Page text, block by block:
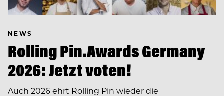
NEWS
Rolling Pin.Awards Germany
2026: Jetzt voten!
Auch 2026 ehrt Rolling Pin wieder die